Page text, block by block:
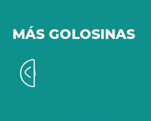
MÁS GOLOSINAS